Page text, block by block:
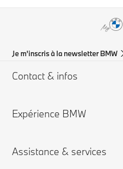
Je m'inscris à la newsletter BMW
Contact & infos
Aide & Contact
Expérience BMW
Carrières chez BMW
Assistance & services